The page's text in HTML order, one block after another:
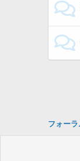
フォー
ツク